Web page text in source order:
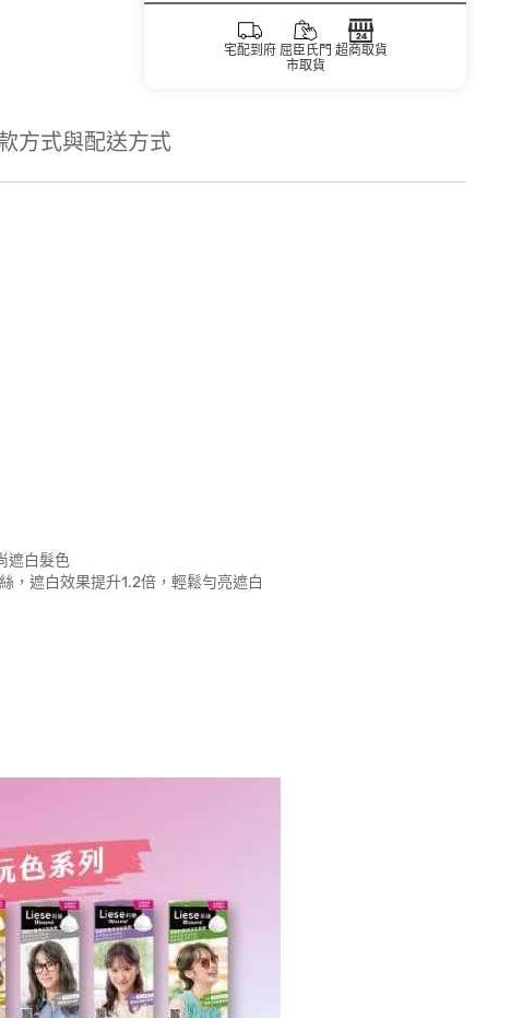
宅配到府 屈臣氏門
市取貨
超商取貨
方式與配送方式
遮白髮色
，遮白效果提升1.2倍，輕鬆勻亮遮白